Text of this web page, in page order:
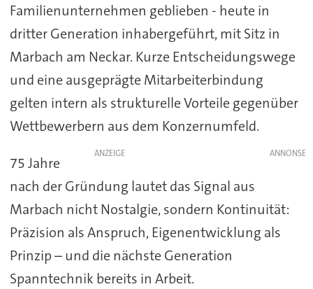
Familienunternehmen geblieben - heute in
dritter Generation inhabergeführt, mit Sitz in
Marbach am Neckar. Kurze Entscheidungswege
und eine ausgeprägte Mitarbeiterbindung
gelten intern als strukturelle Vorteile gegenüber
Wettbewerbern aus dem Konzernumfeld.
ANZEIGE
75 Jahre
nach der Gründung lautet das Signal aus
Marbach nicht Nostalgie, sondern Kontinuität:
Präzision als Anspruch, Eigenentwicklung als
Prinzip – und die nächste Generation
Spanntechnik bereits in Arbeit.